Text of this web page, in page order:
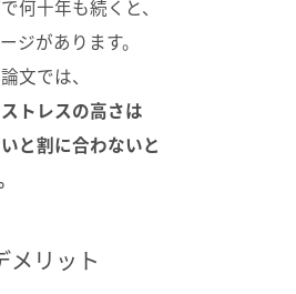
何十年も続くと、
ジがあります。
文では、
トレスの高さは
と割に合わないと
メリット